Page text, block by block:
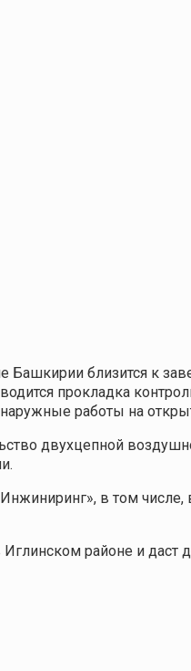
Башкирии близится к
прокладка
работы на
двухцепной
в том
районе и